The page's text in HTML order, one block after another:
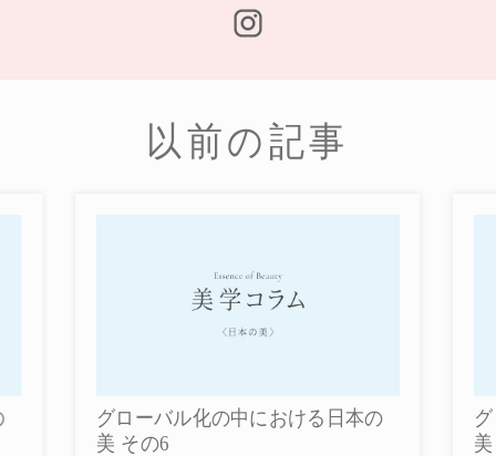
以前の記事
ーバル化の中における日本の
グローバル化